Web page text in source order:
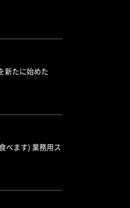
新たに始めた
べます) 業務用ス